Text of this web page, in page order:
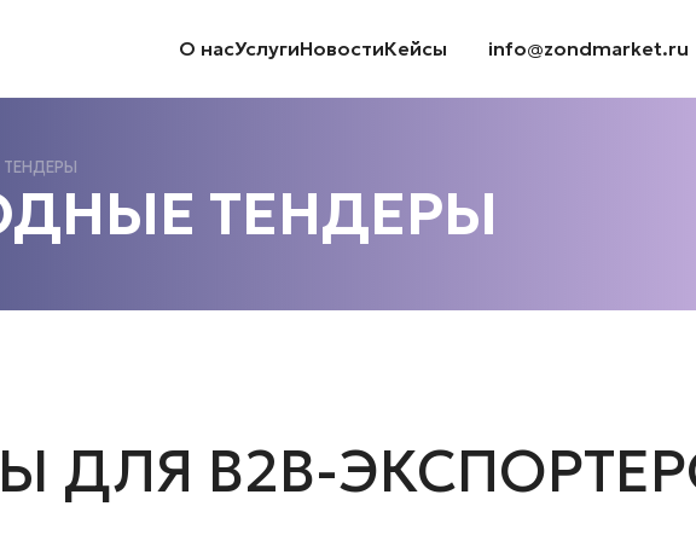
О насУслугиНовостиКейсы info@zondmarket.ru
ТЕНДЕРЫ
ДЛЯ B2B-